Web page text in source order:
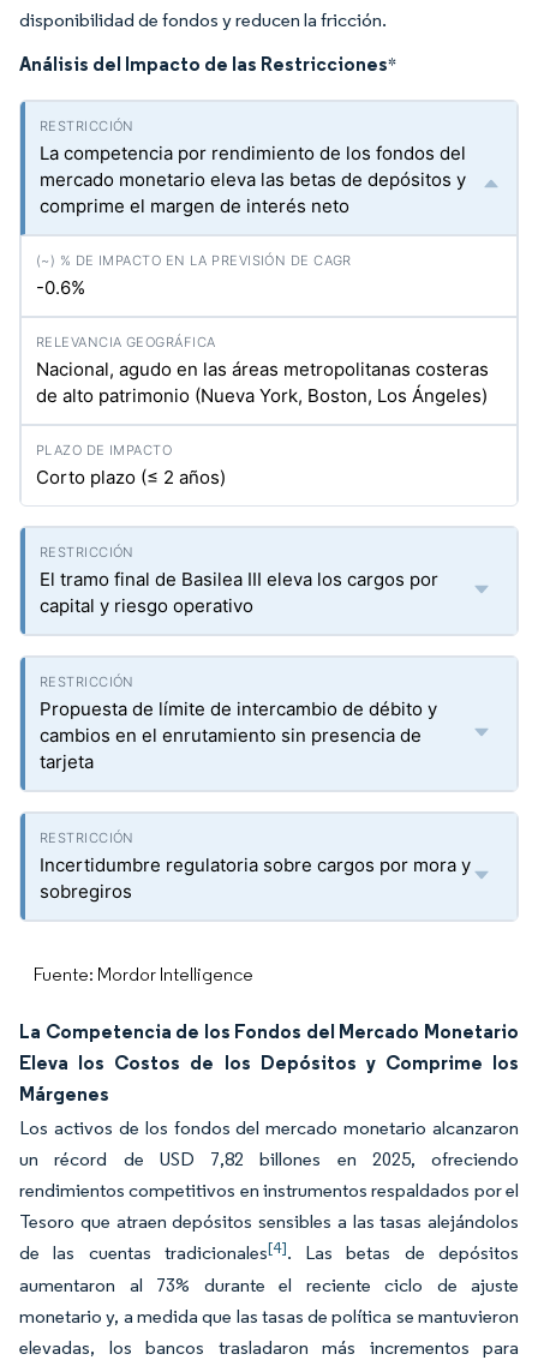
disponibilidad de fondos y reducen la fricción.
Análisis del Impacto de las Restricciones*
La competencia por rendimiento de los fondos del
mercado monetario eleva las betas de depósitos y
comprime el margen de interés neto
-0.6%
Nacional, agudo en las áreas metropolitanas costeras
de alto patrimonio (Nueva York, Boston, Los Ángeles)
Corto plazo (≤ 2 años)
El tramo final de Basilea III eleva los cargos por
capital y riesgo operativo
Propuesta de límite de intercambio de débito y
cambios en el enrutamiento sin presencia de
tarjeta
Incertidumbre regulatoria sobre cargos por mora y
sobregiros
Fuente: Mordor Intelligence
La Competencia de los Fondos del Mercado Monetario
Eleva los Costos de los Depósitos y Comprime los
Márgenes
Los activos de los fondos del mercado monetario alcanzaron
un récord de USD 7,82 billones en 2025, ofreciendo
rendimientos competitivos en instrumentos respaldados por el
Tesoro que atraen depósitos sensibles a las tasas alejándolos
de las cuentas tradicionales[4]. Las betas de depósitos
aumentaron al 73% durante el reciente ciclo de ajuste
monetario y, a medida que las tasas de política se mantuvieron
elevadas, los bancos trasladaron más incrementos para